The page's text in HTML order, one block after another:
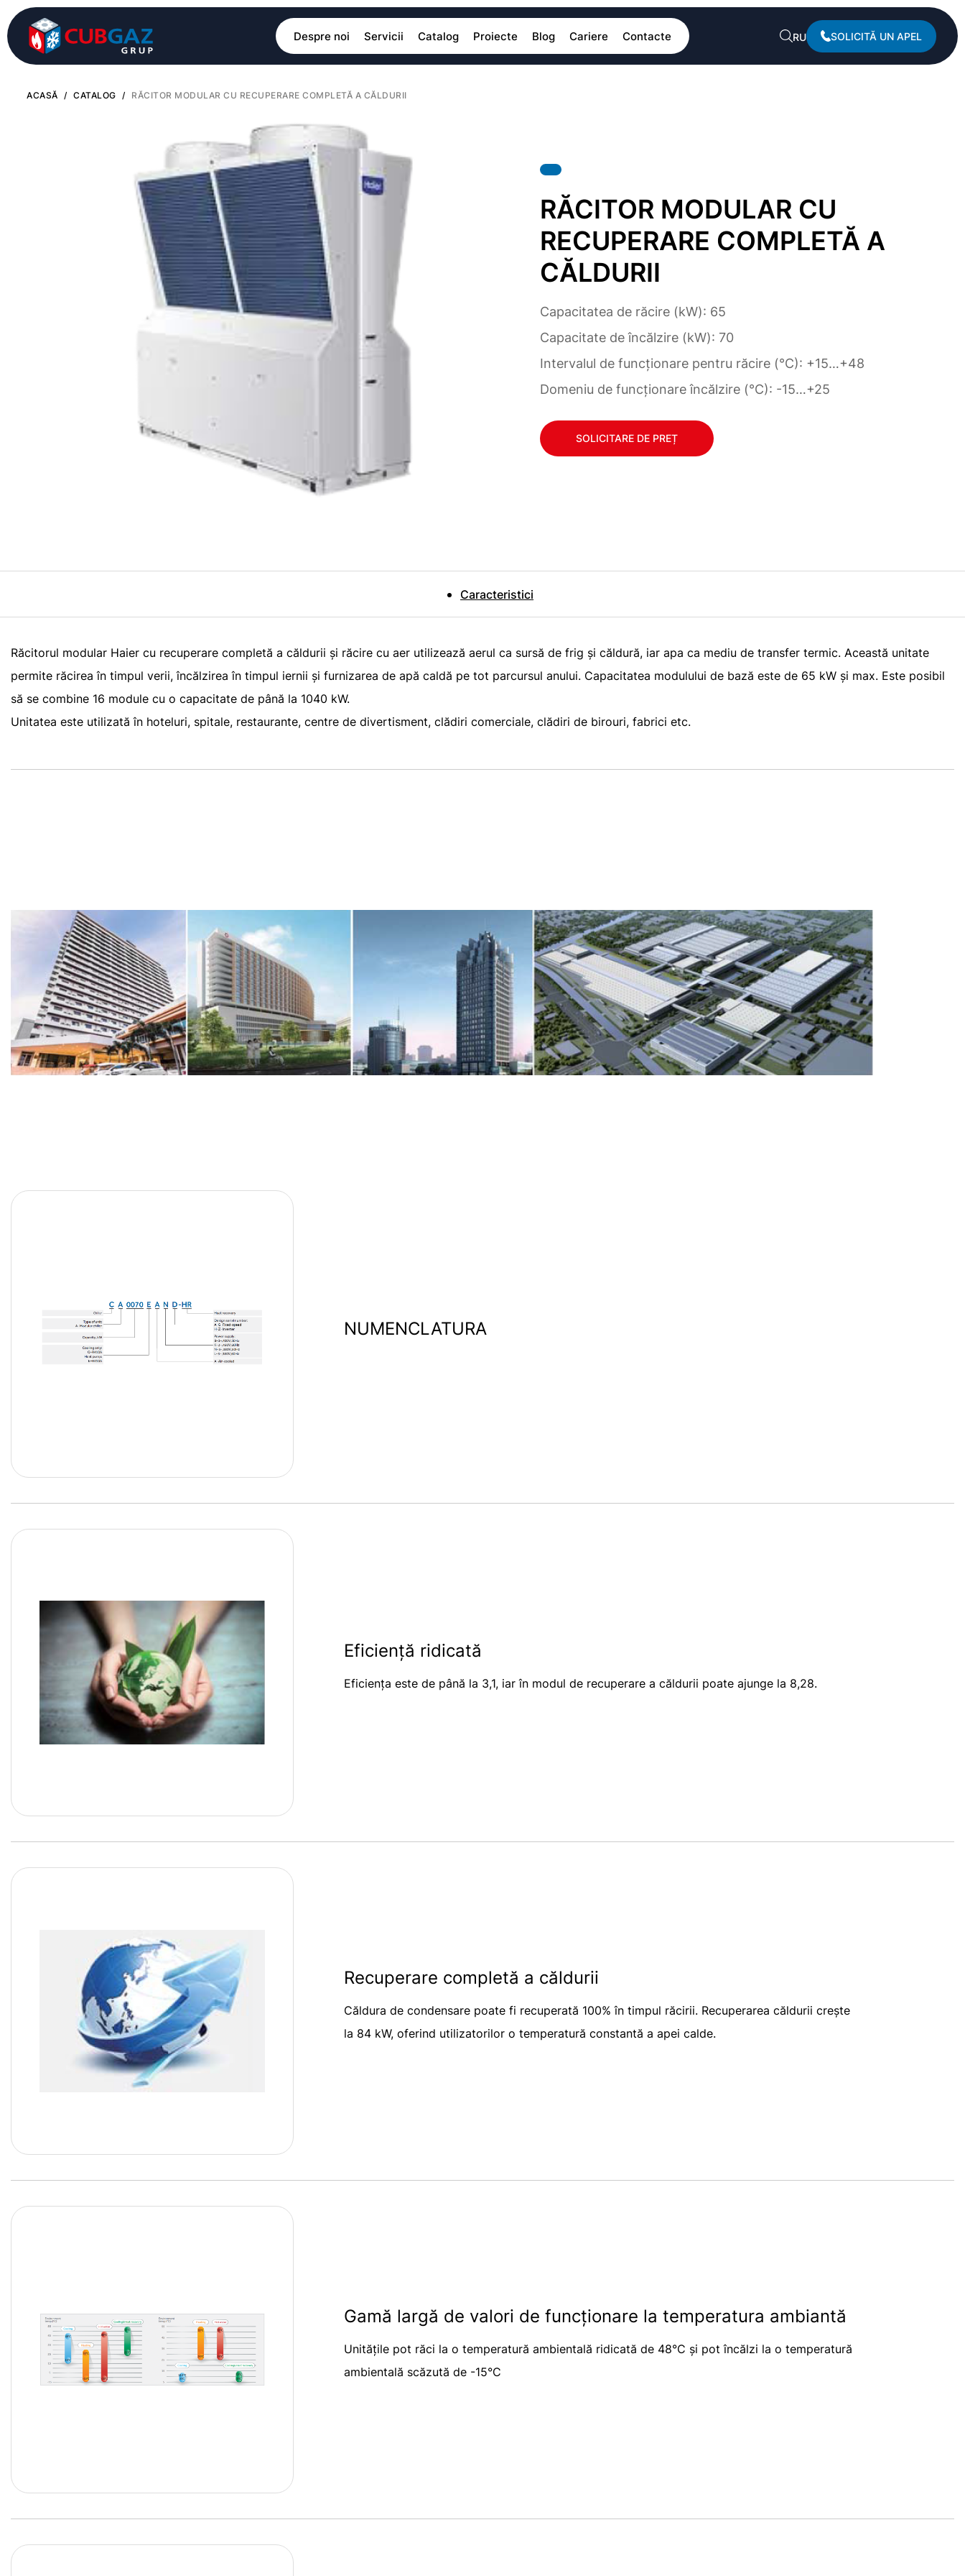
Despre noi Servicii Catalog Proiecte Blog Cariere Contacte RU SOLICITĂ UN APEL
ACASĂ / CATALOG / RĂCITOR MODULAR CU RECUPERARE COMPLETĂ A CĂLDURII
RĂCITOR MODULAR CU
RECUPERARE COMPLETĂ A
CĂLDURII
Capacitatea de răcire (kW): 65
Capacitate de încălzire (kW): 70
Intervalul de funcționare pentru răcire (°C): +15…+48
Domeniu de funcționare încălzire (°C): -15…+25
SOLICITARE DE PREȚ
Caracteristici
Răcitorul modular Haier cu recuperare completă a căldurii și răcire cu aer utilizează aerul ca sursă de frig și căldură, iar apa ca mediu de transfer termic. Această unitate
permite răcirea în timpul verii, încălzirea în timpul iernii și furnizarea de apă caldă pe tot parcursul anului. Capacitatea modulului de bază este de 65 kW și max. Este posibil
să se combine 16 module cu o capacitate de până la 1040 kW.
Unitatea este utilizată în hoteluri, spitale, restaurante, centre de divertisment, clădiri comerciale, clădiri de birouri, fabrici etc.
NUMENCLATURA
Eficiență ridicată
Eficiența este de până la 3,1, iar în modul de recuperare a căldurii poate ajunge la 8,28.
Recuperare completă a căldurii
Căldura de condensare poate fi recuperată 100% în timpul răcirii. Recuperarea căldurii crește
la 84 kW, oferind utilizatorilor o temperatură constantă a apei calde.
Gamă largă de valori de funcționare la temperatura ambiantă
Unitățile pot răci la o temperatură ambientală ridicată de 48°C și pot încălzi la o temperatură
ambientală scăzută de -15°C